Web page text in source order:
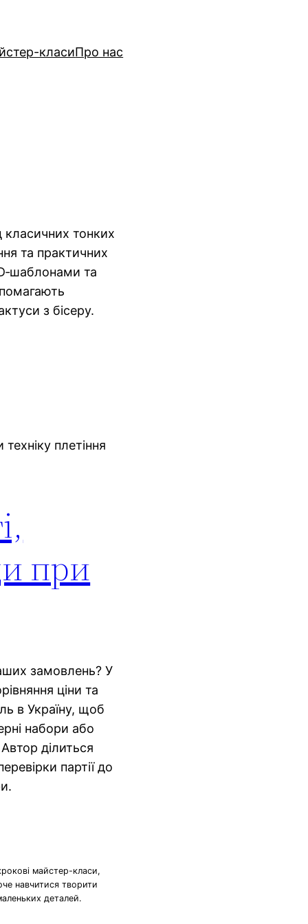
класиПро нас
класичних тонких
та практичних
та
з бісеру.
плетіння
при
замовлень? У
ціни та
в Україну, щоб
набори або
ділиться
партії до
майстер-класи,
навчитися творити
деталей.